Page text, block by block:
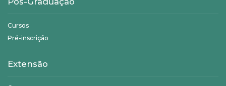
Cursos
Pré-inscrição
Extensão